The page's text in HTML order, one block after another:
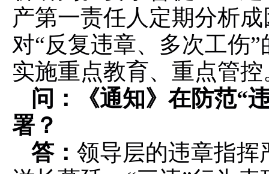
产第一责任人定期分析
对“反复违章、多次工伤
实施重点教育、重点管控
问：《通知》在防范“
署？
答： 领导层的违章指挥